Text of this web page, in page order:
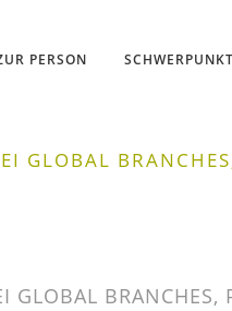
PERSON
GLOBAL
GLOBAL BRANCHES,